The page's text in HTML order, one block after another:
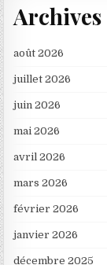
Archives
août 2026
juillet 2026
juin 2026
mai 2026
avril 2026
mars 2026
février 2026
janvier 2026
décembre 2025